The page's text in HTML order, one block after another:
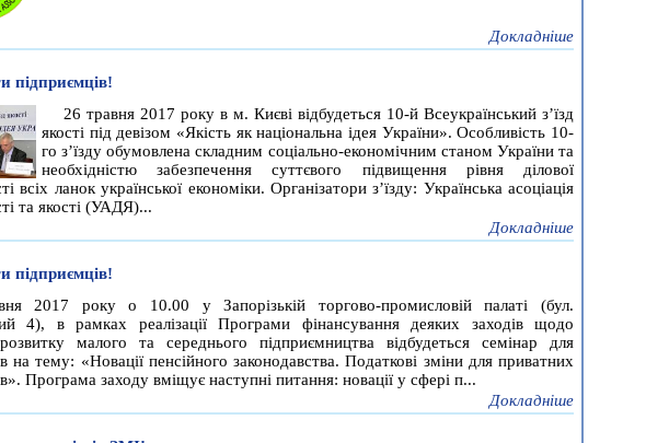
Докладніше
підприємців!
26 травня 2017 року в м. Києві відбудеться 10-й Всеукраїнський з’їзд
якості під девізом «Якість як національна ідея України». Особливість 10-
го з’їзду обумовлена складним соціально-економічним станом України та
необхідністю забезпечення суттєвого підвищення рівня ділової
всіх ланок української економіки. Організатори з’їзду: Українська асоціація
та якості (УАДЯ)...
Докладніше
підприємців!
2017 року о 10.00 у Запорізькій торгово-промисловій палаті (бул.
4), в рамках реалізації Програми фінансування деяких заходів щодо
малого та середнього підприємництва відбудеться семінар для
на тему: «Новації пенсійного законодавства. Податкові зміни для приватних
Програма заходу вміщує наступні питання: новації у сфері п...
Докладніше